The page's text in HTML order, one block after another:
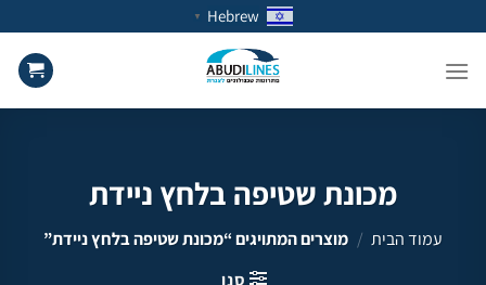
to
content
Hebrew
▼
מכונת שטיפה בלחץ ניידת
עמוד הבית / מוצרים המתויגים “מכונת שטיפה בלחץ ניידת”